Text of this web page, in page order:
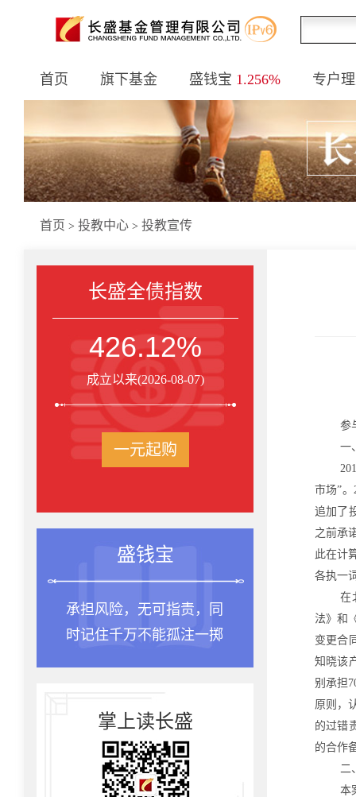
首页 旗下基金 盛钱宝 1.256% 专户
首页 > 投教中心 > 投教宣传
长盛全债指数
426.12%
成立以来(2026-08-07)
一元起购
盛钱宝
承担风险，无可指责，同
时记住千万不能孤注一掷
掌上读长盛
参
一
市场”
追加了
之前承
此在计
各执一
在
法》和
变更合
知晓该
别承担
原则，
的过错
的合作
二
本